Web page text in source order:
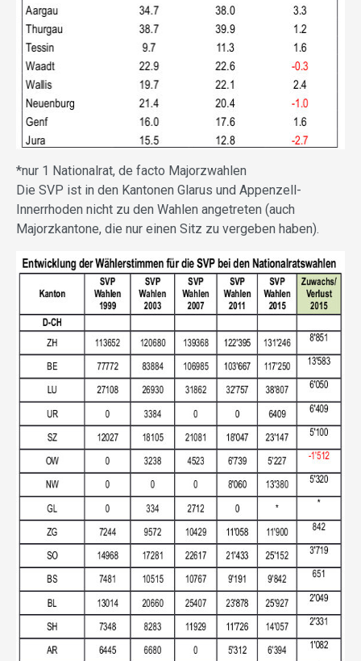
*nur 1 Nationalrat, de facto Majorzwahlen
Die SVP ist in den Kantonen Glarus und Appenzell-
Innerrhoden nicht zu den Wahlen angetreten (auch
Majorzkantone, die nur einen Sitz zu vergeben haben).